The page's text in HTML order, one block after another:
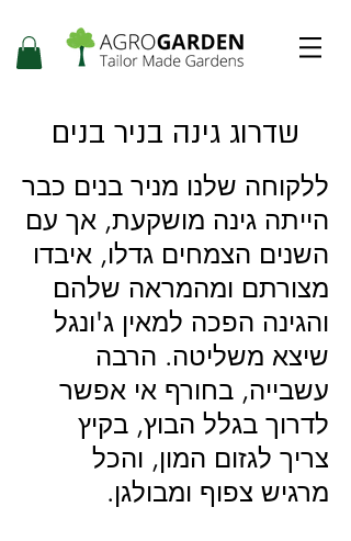
שדרוג גינה בניר בנים
ללקוחה שלנו מניר בנים כבר
הייתה גינה מושקעת, אך עם
השנים הצמחים גדלו, איבדו
מצורתם ומהמראה שלהם
והגינה הפכה למאין ג'ונגל
שיצא משליטה. הרבה
עשבייה, בחורף אי אפשר
לדרוך בגלל הבוץ, בקיץ
צריך לגזום המון, והכל
מרגיש צפוף ומבולגן.